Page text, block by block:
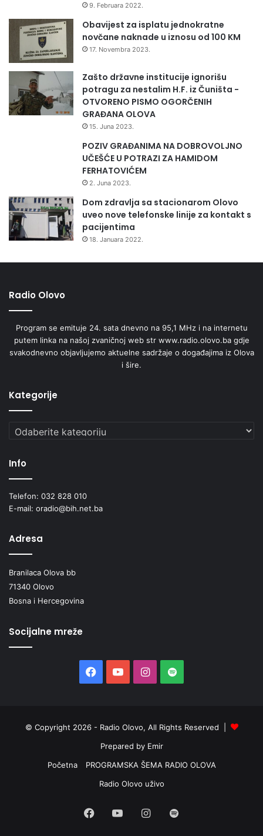
9. Februara 2022.
Obavijest za isplatu jednokratne
novčane naknade u iznosu od 100 KM
17. Novembra 2023.
Zašto državne institucije ignorišu
potragu za nestalim H.F. iz Čuništa -
OTVORENO PISMO OGORČENIH
GRAĐANA OLOVA
15. Juna 2023.
POZIV GRAĐANIMA NA DOBROVOLJNO
UČEŠĆE U POTRAZI ZA HAMIDOM
FERHATOVIĆEM
2. Juna 2023.
Dom zdravlja sa stacionarom Olovo
uveo nove telefonske linije za kontakt s
pacijentima
18. Januara 2022.
Radio Olovo
Program se emituje 24. sata dnevno na 95,1 MHz i na internetu
putem linka na našoj zvaničnoj web str www.radio.olovo.ba gdje
svakodnevno objavljujemo aktuelne sadržaje o događajima iz Olova
i šire.
Kategorije
Kategorije
Info
Telefon: 032 828 010
E-mail: oradio@bih.net.ba
Adresa
Branilaca Olova bb
71340 Olovo
Bosna i Hercegovina
Socijalne mreže
Facebook
YouTubeInstagram
Spotify
© Copyright 2026 - Radio Olovo, All Rights Reserved |
Prepared by Emir
Početna
PROGRAMSKA ŠEMA RADIO OLOVA
Radio Olovo uživo
Facebook
YouTubeInstagram
Spotify